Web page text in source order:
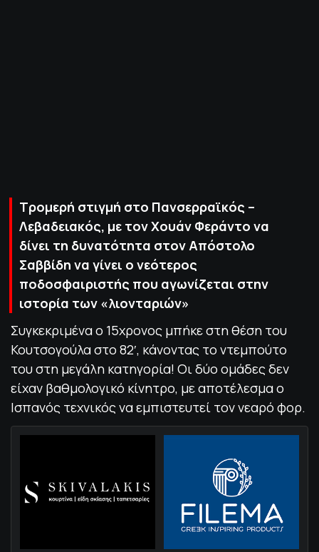
Τρομερή στιγμή στο Πανσερραϊκός –
Λεβαδειακός, με τον Χουάν Φεράντο να
δίνει τη δυνατότητα στον Απόστολο
Σαββίδη να γίνει ο νεότερος
ποδοσφαιριστής που αγωνίζεται στην
ιστορία των «λιονταριών»
Συγκεκριμένα ο 15χρονος μπήκε στη θέση του
Κουτσογούλα στο 82′, κάνοντας το ντεμπούτο
του στη μεγάλη κατηγορία! Οι δύο ομάδες δεν
είχαν βαθμολογικό κίνητρο, με αποτέλεσμα ο
Ισπανός τεχνικός να εμπιστευτεί τον νεαρό φορ.